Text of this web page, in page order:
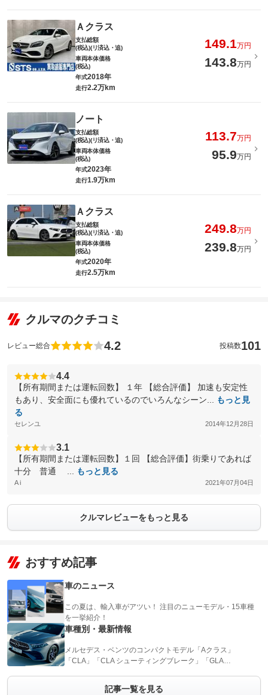
Ａクラス
支払総額
(税込)(リ済込・追)
149.1万円
車両本体価格
(税込)
143.8万円
年式2018年
走行2.2万km
ノート
支払総額
(税込)(リ済込・追)
113.7万円
車両本体価格
(税込)
95.9万円
年式2023年
走行1.9万km
Ａクラス
支払総額
(税込)(リ済込・追)
249.8万円
車両本体価格
(税込)
239.8万円
年式2020年
走行2.5万km
クルマのクチコミ
レビュー総合 4.2 投稿数101
4.4
【所有期間または運転回数】 １年 【総合評価】 加速も安定性
もあり、安全面にも優れているのでいろんなシーン...
もっと見
る
セレンユ 2014年12月28日
3.1
【所有期間または運転回数】１回 【総合評価】街乗りであれば
十分 普通 ...
もっと見る
A i 2021年07月04日
クルマレビューをもっと見る
おすすめ記事
車のニュース
この夏は、輸入車がアツい！ 注目のニューモデル・15車種
を一挙紹介！
車種別・最新情報
メルセデス・ベンツのコンパクトモデル「Aクラス」
「CLA」「CLA シューティングブレーク」「GLA…
記事一覧を見る